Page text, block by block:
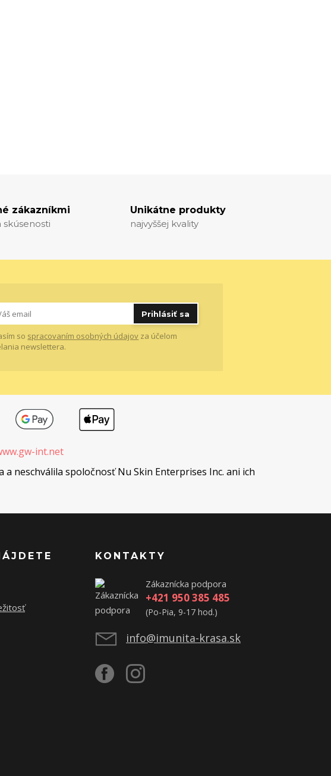
zákazníkmi
skúsenosti
Unikátne produkty
najvyššej kvality
Prihlásiť sa
so spracovaním osobných údajov za účelom
newslettera.
int.net
neschválila spoločnosť Nu Skin Enterprises Inc. ani ich
KONTAKTY
Zákaznícka podpora
+421 950 385 485
(Po-Pia, 9-17 hod.)
info@imunita-krasa.sk